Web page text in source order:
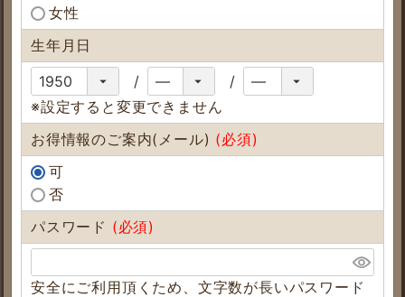
女性
生年月日
※設定すると変更できません
お得情報のご案内(メール) (必須)
可
否
パスワード (必須)
安全にご利用頂くため、文字数が長いパスワード